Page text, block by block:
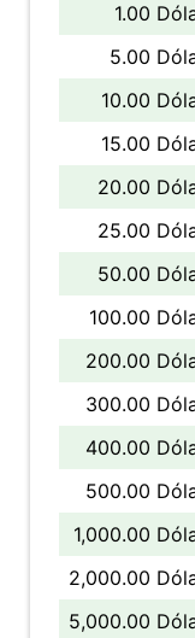
1.00
5.00
10.00
15.00
20.00
25.00
50.00
100.00
200.00
300.00
400.00
500.00
1,000.00
2,000.00
5,000.00